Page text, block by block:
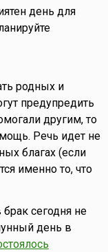
день для
родных и
предупредить
другим, то
Речь идет не
благах (если
именно то, что
брак сегодня не
день в